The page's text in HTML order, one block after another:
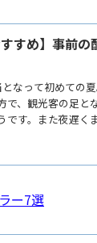
すすめ】事前
なって初めての
、観光客の足と
です。また夜遅
ー7選